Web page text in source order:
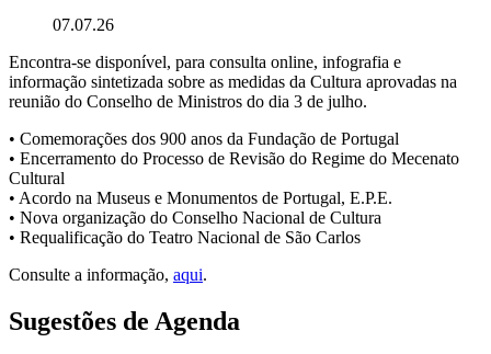
07.07.26
Encontra-se disponível, para consulta online, infografia e
informação sintetizada sobre as medidas da Cultura aprovadas na
reunião do Conselho de Ministros do dia 3 de julho.
• Comemorações dos 900 anos da Fundação de Portugal
• Encerramento do Processo de Revisão do Regime do Mecenato
Cultural
• Acordo na Museus e Monumentos de Portugal, E.P.E.
• Nova organização do Conselho Nacional de Cultura
• Requalificação do Teatro Nacional de São Carlos
Consulte a informação, aqui.
Sugestões de Agenda